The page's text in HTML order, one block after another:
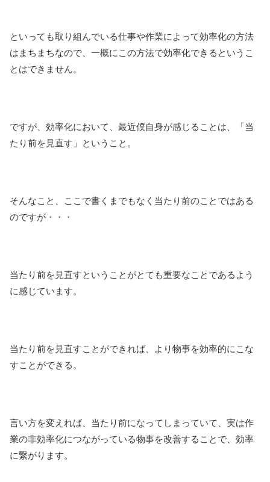
といっても取り組んでいる仕事や作業によって効率化の方法
はまちまちなので、一概にこの方法で効率化できるというこ
とはできません。
ですが、効率化において、最近僕自身が感じることは、「当
たり前を見直す」ということ。
そんなこと、ここで書くまでもなく当たり前のことではある
のですが・・・
当たり前を見直すということがとても重要なことであるよう
に感じています。
当たり前を見直すことができれば、より物事を効率的にこな
すことができる。
言い方を変えれば、当たり前になってしまっていて、実は作
業の非効率化につながっている物事を改善することで、効率
に繋がります。